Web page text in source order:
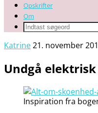
Opskrifter
Om
Katrine21. november
Undgå
Inspiration fra